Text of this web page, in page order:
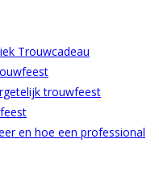
Trouwcadeau
trouwfeest
en hoe een professional